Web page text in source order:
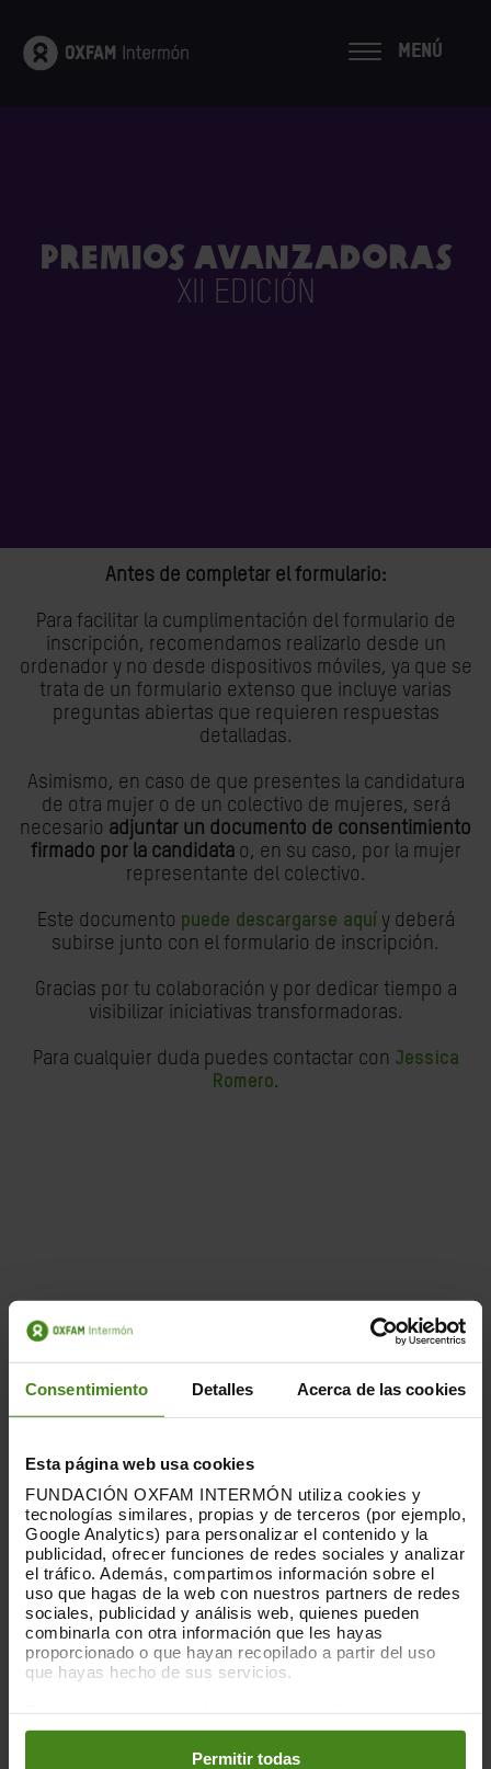
Consentimiento Detalles Acerca de las cookies
Esta página web usa cookies
FUNDACIÓN OXFAM INTERMÓN utiliza cookies y
tecnologías similares, propias y de terceros (por ejemplo,
Google Analytics) para personalizar el contenido y la
publicidad, ofrecer funciones de redes sociales y analizar
el tráfico. Además, compartimos información sobre el
uso que hagas de la web con nuestros partners de redes
sociales, publicidad y análisis web, quienes pueden
combinarla con otra información que les hayas
proporcionado o que hayan recopilado a partir del uso
que hayas hecho de sus servicios.
preferencias accediendo a nuestraPolítica de Cookieso
en los botones facilitados a continuación:
Permitir todas
MENÚ
Premios Avanzadoras
XII EDICIÓN
Antes de completar el formulario:
Para facilitar la cumplimentación del formulario de
inscripción, recomendamos realizarlo desde un
ordenador y no desde dispositivos móviles, ya que se
trata de un formulario extenso que incluye varias
preguntas abiertas que requieren respuestas
detalladas.
Asimismo, en caso de que presentes la candidatura
de otra mujer o de un colectivo de mujeres, será
necesario adjuntar un documento de consentimiento
firmado por la candidatao, en su caso, por la mujer
representante del colectivo.
Este documento puede descargarse aquí y deberá
subirse junto con el formulario de inscripción.
Gracias por tu colaboración y por dedicar tiempo a
visibilizar iniciativas transformadoras.
Para cualquier duda puedes contactar con Jessica
Romero.